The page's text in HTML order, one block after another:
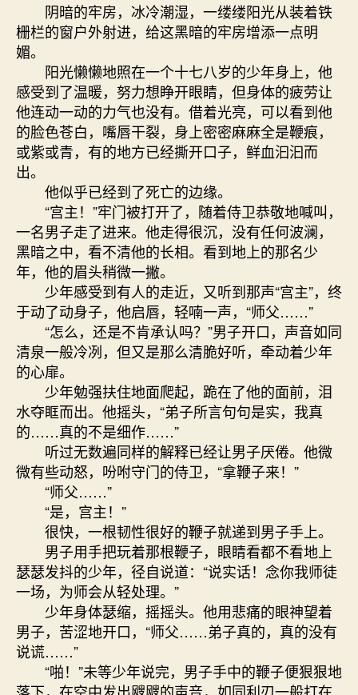
阴暗的牢房，冰冷潮湿，一缕缕阳光从装着铁
栅栏的窗户外射进，给这黑暗的牢房增添一点明
媚。
阳光懒懒地照在一个十七八岁的少年身上，他
感受到了温暖，努力想睁开眼睛，但身体的疲劳让
他连动一动的力气也没有。借着光亮，可以看到他
的脸色苍白，嘴唇干裂，身上密密麻麻全是鞭痕，
或紫或青，有的地方已经撕开口子，鲜血汩汩而
出。
他似乎已经到了死亡的边缘。
“宫主！”牢门被打开了，随着侍卫恭敬地喊叫，
一名男子走了进来。他走得很沉，没有任何波澜，
黑暗之中，看不清他的长相。看到地上的那名少
年，他的眉头稍微一撇。
少年感受到有人的走近，又听到那声“宫主”，终
于动了动身子，他启唇，轻喃一声，“师父……”
“怎么，还是不肯承认吗？”男子开口，声音如同
清泉一般冷冽，但又是那么清脆好听，牵动着少年
的心扉。
少年勉强扶住地面爬起，跪在了他的面前，泪
水夺眶而出。他摇头，“弟子所言句句是实，我真
的……真的不是细作……”
听过无数遍同样的解释已经让男子厌倦。他微
微有些动怒，吩咐守门的侍卫，“拿鞭子来！”
“师父……”
“是，宫主！”
很快，一根韧性很好的鞭子就递到男子手上。
男子用手把玩着那根鞭子，眼睛看都不看地上
瑟瑟发抖的少年，径自说道：“说实话！念你我师徒
一场，为师会从轻处理。”
少年身体瑟缩，摇摇头。他用悲痛的眼神望着
男子，苦涩地开口，“师父……弟子真的，真的没有
说谎……”
“啪！”未等少年说完，男子手中的鞭子便狠狠地